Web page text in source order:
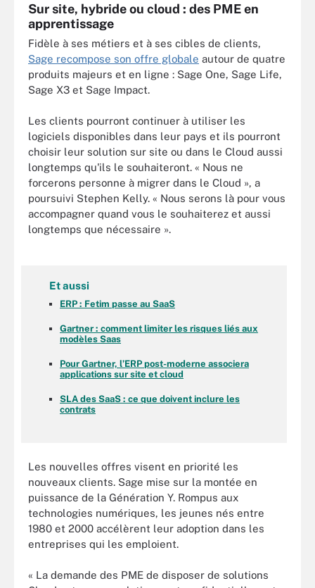
Sur site, hybride ou cloud : des PME en
apprentissage
Fidèle à ses métiers et à ses cibles de clients,
Sage recompose son offre globale autour de quatre
produits majeurs et en ligne : Sage One, Sage Life,
Sage X3 et Sage Impact.
Les clients pourront continuer à utiliser les
logiciels disponibles dans leur pays et ils pourront
choisir leur solution sur site ou dans le Cloud aussi
longtemps qu'ils le souhaiteront. « Nous ne
forcerons personne à migrer dans le Cloud », a
poursuivi Stephen Kelly. « Nous serons là pour vous
accompagner quand vous le souhaiterez et aussi
longtemps que nécessaire ».
Et aussi
ERP : Fetim passe au SaaS
Gartner : comment limiter les risques liés aux
modèles Saas
Pour Gartner, l’ERP post-moderne associera
applications sur site et cloud
SLA des SaaS : ce que doivent inclure les
contrats
Les nouvelles offres visent en priorité les
nouveaux clients. Sage mise sur la montée en
puissance de la Génération Y. Rompus aux
technologies numériques, les jeunes nés entre
1980 et 2000 accélèrent leur adoption dans les
entreprises qui les emploient.
« La demande des PME de disposer de solutions